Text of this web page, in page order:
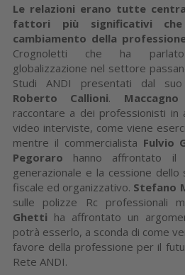
Le relazioni erano tutte
fattori più significativi
cambiamento della
Crognoletti che ha
globalizzazione nel settore
Studi ANDI presentati dal
Roberto Callioni.
raccontare a dei professionisti
video interviste, come viene
mentre il commercialista Fulvio
Pegoraro hanno affrontato il
generazionale e la cessione
fiscale ed organizzativo. Stefano
sulle polizze Rc professionali
Ghetti ha affrontato un
potrà esserlo, a sconda di come
favore della professione per il
Rete ANDI.